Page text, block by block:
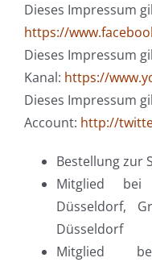
Dieses Impressum
https://
Dieses Impressum
Kanal: https://
Dieses Impressum
Account: http://
Bestellung zur
Mitglied bei
Düsseldorf,
Düsseldorf
Mitglied